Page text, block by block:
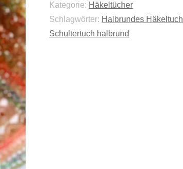
Kategorie: Häkeltücher
Schlagwörter: Halbrundes Häkeltuch
Schultertuch halbrund